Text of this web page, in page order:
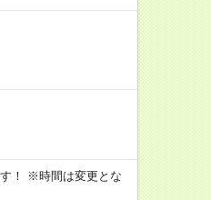
！ ※時間は変更とな